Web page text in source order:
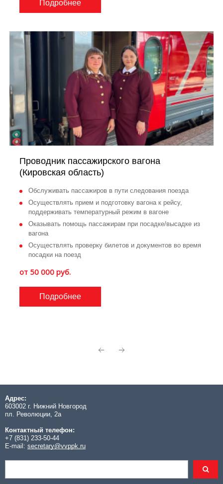
Подробнее
Проводник пассажирского вагона
(Кировская область)
Обслуживать пассажиров в пути следования поезда
Осуществлять прием и подготовку вагона к рейсу,
поддерживать температурный режим в вагоне
Оказывать помощь пассажирам при посадке/высадке из
вагона
Осуществлять проверку билетов и документов во время
посадки на поезд
от 50 000 руб.
Подробнее
Адрес:
603002 г. Нижний Новгород
пл. Революции, 2а
Контактный телефон:
+7 (831) 233-50-44
E-mail: secretary@vvppk.ru